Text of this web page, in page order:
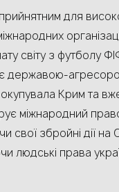
для
світу з футболу
державою-
Крим та
міжнародний
свої збройні дії на
людські права